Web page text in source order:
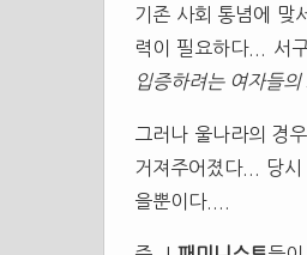
기존 사회 통념에 맞
력이 필요하다... 서
입증하려는 여자들
그러나 울나라의 경
거져주어졌다... 당
을뿐이다....